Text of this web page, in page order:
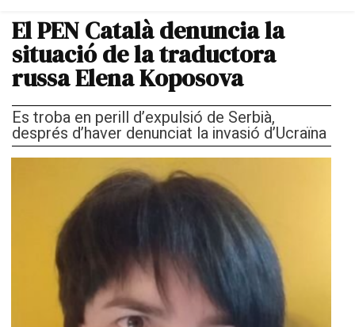
El PEN Català denuncia la
situació de la traductora
russa Elena Koposova
Es troba en perill d’expulsió de Serbià,
després d’haver denunciat la invasió d’Ucraïna